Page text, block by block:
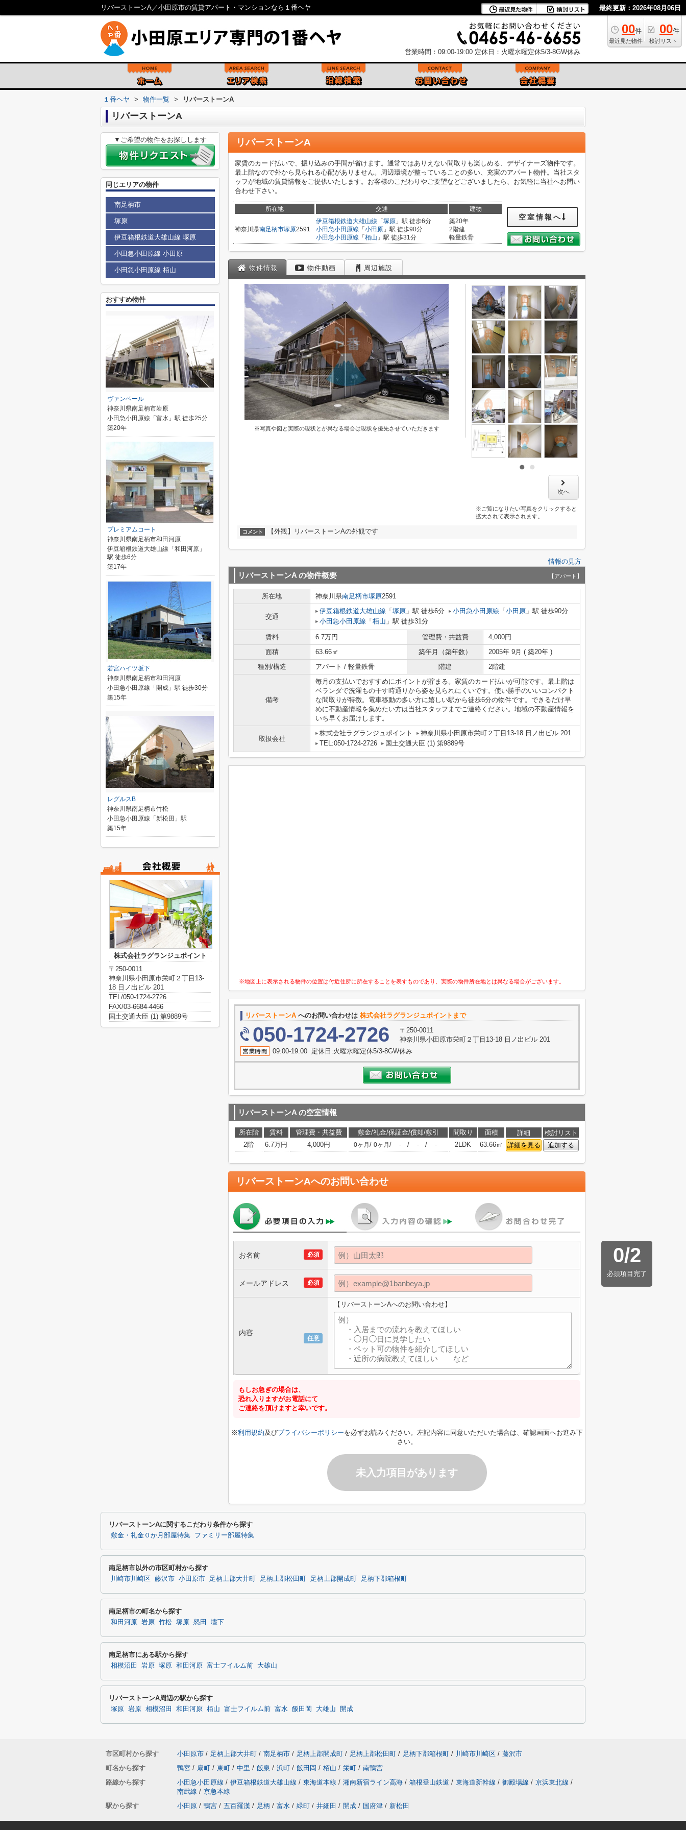
リバーストーンA／小田原市の賃貸アパート・マンションなら１番ヘヤ 最終更新：2026年08月06日
00件
最近見た物件
00件
検討リスト
営業時間：09:00-19:00 定休日：火曜水曜定休5/3-8GW休み
１番ヘヤ > 物件一覧 > リバーストーンA
リバーストーンA
リバーストーンA
家賃のカード払いで、振り込みの手間が省けます。通常ではありえない間取りも楽しめる、デザイナーズ物件です。
最上階なので外から見られる心配がありません。周辺環境が整っていることの多い、充実のアパート物件。当社スタ
ッフが地域の賃貸情報をご提供いたします。お客様のこだわりやご要望などございましたら、お気軽に当社へお問い
合わせ下さい。
所在地 交通 建物
神奈川県南足柄市塚原2591
伊豆箱根鉄道大雄山線 「 塚原 」駅 徒歩6分
小田急小田原線 「 小田原 」駅 徒歩90分
小田急小田原線 「 栢山 」駅 徒歩31分
築20年
2階建
軽量鉄骨
空室情報へ
物件情報 物件動画 周辺施設
※写真や図と実際の現状とが異なる場合は現状を優先させていただきます
次へ
※ご覧になりたい写真をクリックすると
拡大されて表示されます。
コメント 【外観】リバーストーンAの外観です
情報の見方
リバーストーンA の物件概要 【アパート】
所在地 神奈川県南足柄市塚原2591
交通
伊豆箱根鉄道大雄山線 「 塚原 」駅 徒歩6分 小田急小田原線 「 小田原 」駅 徒歩90分
小田急小田原線 「 栢山 」駅 徒歩31分
賃料 6.7万円 管理費・共益費
4,000円
面積
63.66㎡ 築年月（築年数）
2005年 9月 ( 築20年 )
種別/構造
アパート / 軽量鉄骨 階建 2階建
備考
毎月の支払いでおすすめにポイントが貯まる。家賃のカード払いが可能です。最上階は
ベランダで洗濯もの干す時通りから姿を見られにくいです。使い勝手のいいコンパクト
な間取りが特徴。電車移動の多い方に嬉しい駅から徒歩6分の物件です。できるだけ早
めに不動産情報を集めたい方は当社スタッフまでご連絡ください。地域の不動産情報を
いち早くお届けします。
取扱会社
株式会社ラグランジュポイント
神奈川県小田原市栄町２丁目13-18 日ノ出ビル 201
TEL:050-1724-2726
国土交通大臣 (1) 第9889号
※地図上に表示される物件の位置は付近住所に所在することを表すものであり、実際の物件所在地とは異なる場合がございます。
リバーストーンA へのお問い合わせは 株式会社ラグランジュポイントまで
050-1724-2726
〒250-0011
神奈川県小田原市栄町２丁目13-18 日ノ出ビル 201
09:00-19:00 定休日:火曜水曜定休5/3-8GW休み
リバーストーンA の空室情報
所在階 賃料 管理費・共益費 敷金/礼金/保証金/償却/敷引 間取り 面積 詳細
検討リスト
2階
6.7万円 4,000円 0ヶ月 / 0ヶ月 / - / - / - 2LDK 63.66㎡ 詳細を見る 追加する
リバーストーンAへのお問い合わせ
0/2
必須項目完了
必須
お名前
必須
メールアドレス
任意
内容
【リバーストーンAへのお問い合わせ】
もしお急ぎの場合は、
恐れ入りますがお電話にて
ご連絡を頂けますと幸いです。
※利用規約及びプライバシーポリシーを必ずお読みください。左記内容に同意いただいた場合は、確認画面へお進み下
さい。
未入力項目があります
▼ご希望の物件をお探しします
同じエリアの物件
南足柄市
塚原
伊豆箱根鉄道大雄山線 塚原
小田急小田原線 小田原
小田急小田原線 栢山
おすすめ物件
ヴァンベール
神奈川県南足柄市岩原
小田急小田原線「富水」駅 徒歩25分
築20年
プレミアムコート
神奈川県南足柄市和田河原
伊豆箱根鉄道大雄山線「和田河原」
駅 徒歩6分
築17年
若宮ハイツ坂下
神奈川県南足柄市和田河原
小田急小田原線「開成」駅 徒歩30分
築15年
レグルスB
神奈川県南足柄市竹松
小田急小田原線「新松田」駅
築15年
株式会社ラグランジュポイント
〒250-0011
神奈川県小田原市栄町２丁目13-
18 日ノ出ビル 201
TEL/050-1724-2726
FAX/03-6684-4466
国土交通大臣 (1) 第9889号
リバーストーンAに関するこだわり条件から探す
敷金・礼金０か月部屋特集 ファミリー部屋特集
南足柄市以外の市区町村から探す
川崎市川崎区 藤沢市 小田原市 足柄上郡大井町 足柄上郡松田町 足柄上郡開成町 足柄下郡箱根町
南足柄市の町名から探す
和田河原 岩原 竹松 塚原 怒田 壗下
南足柄市にある駅から探す
相模沼田 岩原 塚原 和田河原 富士フイルム前 大雄山
リバーストーンA周辺の駅から探す
塚原 岩原 相模沼田 和田河原 栢山 富士フイルム前 富水 飯田岡 大雄山 開成
市区町村から探す 小田原市 / 足柄上郡大井町 / 南足柄市 / 足柄上郡開成町 / 足柄上郡松田町 / 足柄下郡箱根町 / 川崎市川崎区 / 藤沢市
町名から探す
鴨宮 / 扇町 / 東町 / 中里 / 飯泉 / 浜町 / 飯田岡 / 栢山 / 栄町 / 南鴨宮
路線から探す
小田急小田原線 / 伊豆箱根鉄道大雄山線 / 東海道本線 / 湘南新宿ライン高海 / 箱根登山鉄道 / 東海道新幹線 / 御殿場線 / 京浜東北線 /
南武線 / 京急本線
駅から探す
小田原 / 鴨宮 / 五百羅漢 / 足柄 / 富水 / 緑町 / 井細田 / 開成 / 国府津 / 新松田